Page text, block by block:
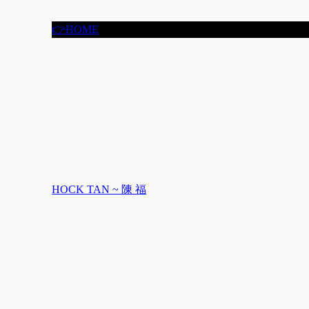
👉HOME
HOCK TAN ~ 陳 福